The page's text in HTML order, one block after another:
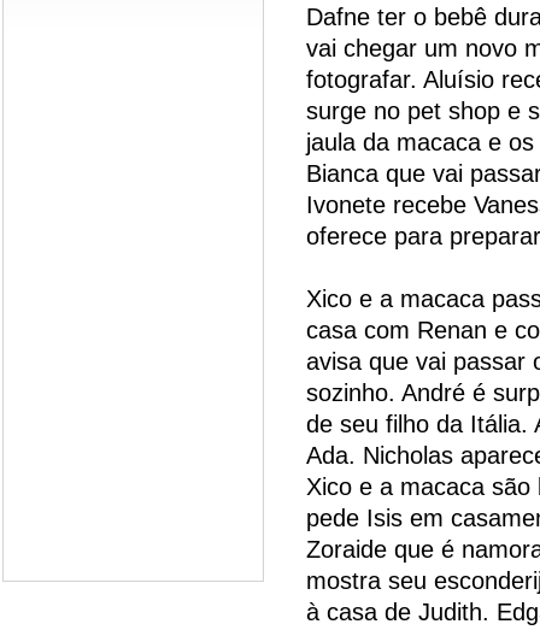
Dafne ter o bebê
vai chegar um novo
fotografar. Aluísio
surge no pet shop e
jaula da macaca e
Bianca que vai
Ivonete recebe
oferece para
Xico e a macaca
casa com Renan e
avisa que vai passar
sozinho. André é
de seu filho da Itália.
Ada. Nicholas
Xico e a macaca
pede Isis em
Zoraide que é
mostra seu
à casa de Judith.